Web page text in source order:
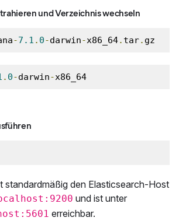
und Verzeichnis wechseln
-7.1 . 0-darwin-x86_64. tar. gz
. 0-darwin-x86_64
standardmäßig den Elasticsearch-Host
und ist unter
erreichbar.